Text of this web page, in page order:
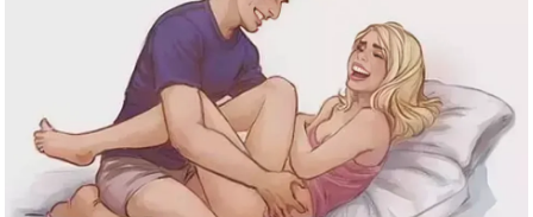
श
शि